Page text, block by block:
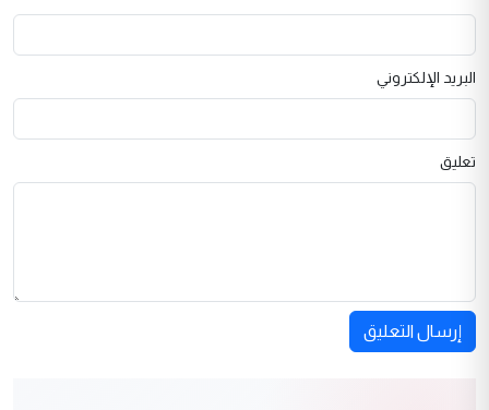
البريد الإلكتروني
تعليق
إرسال التعليق